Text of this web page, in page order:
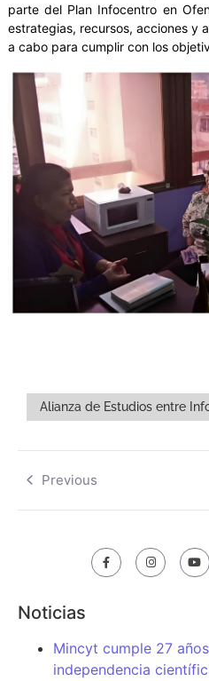
parte del Plan Infocentro en
estrategias, recursos, acciones y
a cabo para cumplir con los
Alianza de Estudios entre
Previous
Noticias
Mincyt cumple 27
independencia